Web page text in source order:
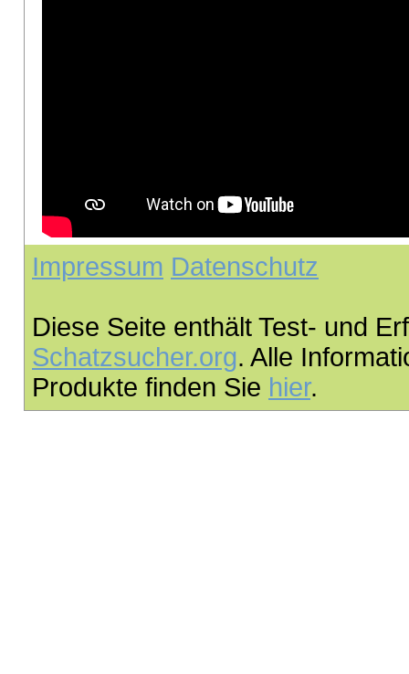
Impressum Datenschutz
Diese Seite enthält Test- und
Schatzsucher.org. Alle
Produkte finden Sie hier.